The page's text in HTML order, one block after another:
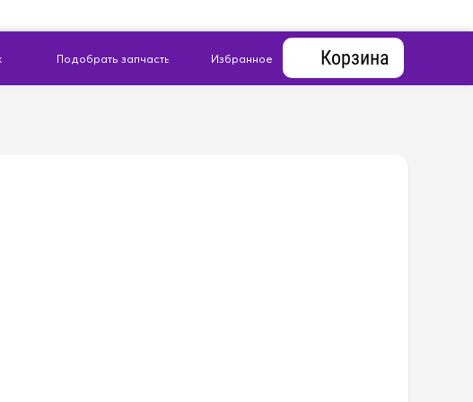
Корзина